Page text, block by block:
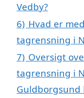
Vedby?
6) Hvad er
tagrensning i
7) Oversigt
tagrensning i
Guldborgsund